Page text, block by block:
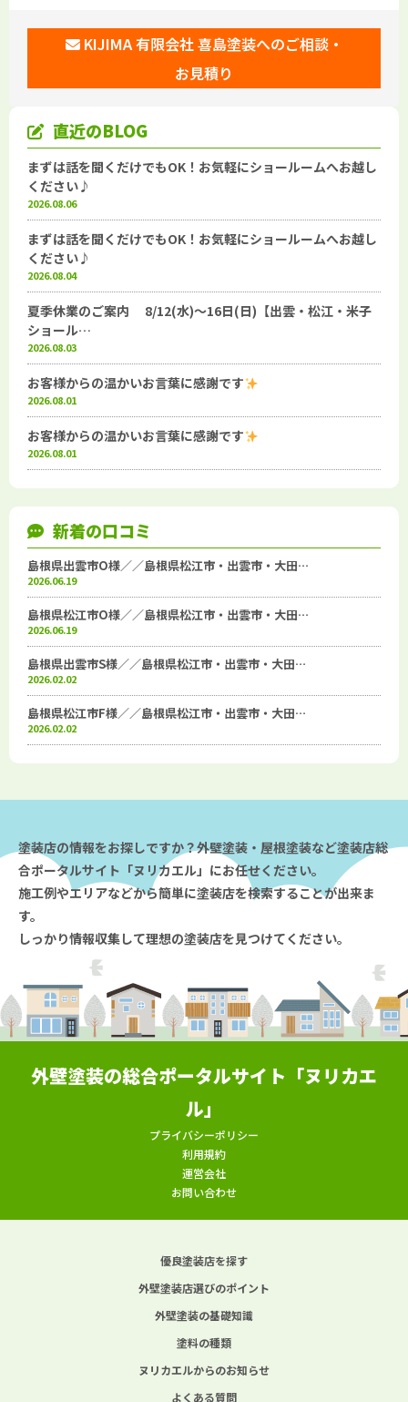
KIJIMA 有限会社 喜島塗装へのご相談・
お見積り
直近のBLOG
まずは話を聞くだけでもOK！お気軽にショールームへお越し
ください♪
2026.08.06
まずは話を聞くだけでもOK！お気軽にショールームへお越し
ください♪
2026.08.04
夏季休業のご案内 8/12(水)～16日(日)【出雲・松江・米子
ショール…
2026.08.03
お客様からの温かいお言葉に感謝です
2026.08.01
お客様からの温かいお言葉に感謝です
2026.08.01
新着の口コミ
島根県出雲市O様／／島根県松江市・出雲市・大田…
2026.06.19
島根県松江市O様／／島根県松江市・出雲市・大田…
2026.06.19
島根県出雲市S様／／島根県松江市・出雲市・大田…
2026.02.02
島根県松江市F様／／島根県松江市・出雲市・大田…
2026.02.02
塗装店の情報をお探しですか？外壁塗装・屋根塗装など塗装店総
合ポータルサイト「ヌリカエル」にお任せください。
施工例やエリアなどから簡単に塗装店を検索することが出来ま
す。
しっかり情報収集して理想の塗装店を見つけてください。
外壁塗装の総合ポータルサイト「ヌリカエ
ル」
プライバシーポリシー
利用規約
運営会社
お問い合わせ
優良塗装店を探す
外壁塗装店選びのポイント
外壁塗装の基礎知識
塗料の種類
ヌリカエルからのお知らせ
よくある質問